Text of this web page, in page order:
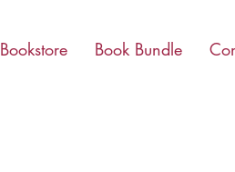
Bookstore Book Bundle